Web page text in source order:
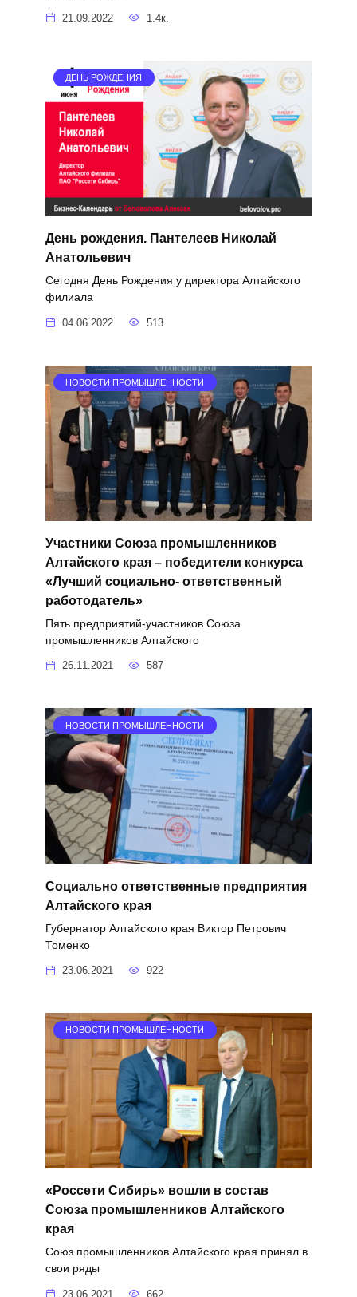
21.09.2022 1.4к.
ДЕНЬ РОЖДЕНИЯ
День рождения. Пантелеев Николай
Анатольевич
Сегодня День Рождения у директора Алтайского
филиала
04.06.2022 513
НОВОСТИ ПРОМЫШЛЕННОСТИ
Участники Союза промышленников
Алтайского края – победители конкурса
«Лучший социально- ответственный
работодатель»
Пять предприятий-участников Союза
промышленников Алтайского
26.11.2021 587
НОВОСТИ ПРОМЫШЛЕННОСТИ
Социально ответственные предприятия
Алтайского края
Губернатор Алтайского края Виктор Петрович
Томенко
23.06.2021 922
НОВОСТИ ПРОМЫШЛЕННОСТИ
«Россети Сибирь» вошли в состав
Союза промышленников Алтайского
края
Союз промышленников Алтайского края принял в
свои ряды
23.06.2021 662